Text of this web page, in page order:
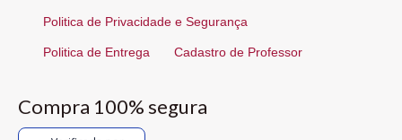
Politica de Privacidade e Segurança
Politica de Entrega Cadastro de Professor
Compra 100% segura